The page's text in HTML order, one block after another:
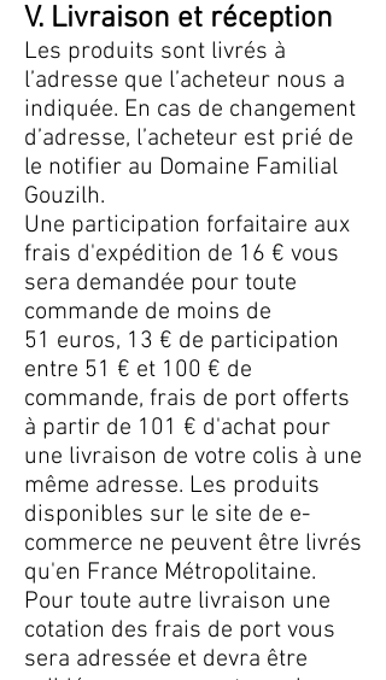
V. Livraison et réception
Les produits sont livrés à
l’adresse que l’acheteur nous a
indiquée. En cas de changement
d’adresse, l’acheteur est prié de
le notifier au Domaine Familial
Gouzilh.
Une participation forfaitaire aux
frais d'expédition de 16 € vous
sera demandée pour toute
commande de moins de
51 euros, 13 € de participation
entre 51 € et 100 € de
commande, frais de port offerts
à partir de 101 € d'achat pour
une livraison de votre colis à une
même adresse. Les produits
disponibles sur le site de e-
commerce ne peuvent être livrés
qu'en France Métropolitaine.
Pour toute autre livraison une
cotation des frais de port vous
sera adressée et devra être